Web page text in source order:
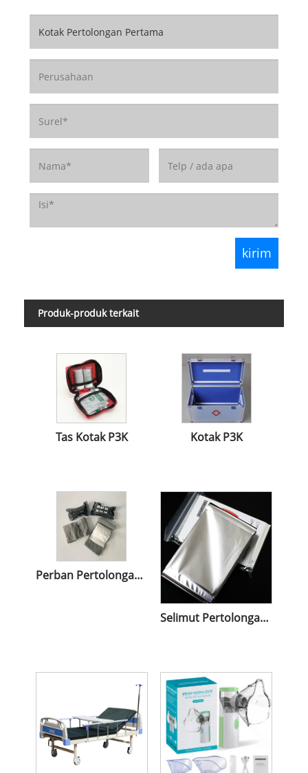
Produk-produk terkait
Tas Kotak P3K Kotak P3K
Perban Pertolongan Pertama
Selimut Pertolongan Pertama